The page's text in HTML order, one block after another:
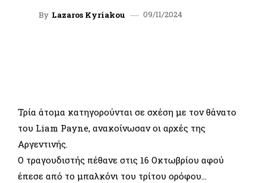
By Lazaros Kyriakou 09/11/2024
Τρία άτομα κατηγορούνται σε σχέση με τον θάνατο
του Liam Payne, ανακοίνωσαν οι αρχές της
Αργεντινής.
Ο τραγουδιστής πέθανε στις 16 Οκτωβρίου αφού
έπεσε από το μπαλκόνι του τρίτου ορόφου…